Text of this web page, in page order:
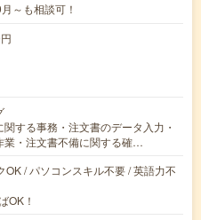
～も相談可！
する事務・注文書のデータ入力・
業・注文書不備に関する確…
OK / パソコンスキル不要 / 英語力不
OK！